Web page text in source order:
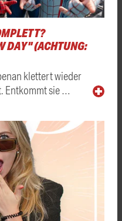
DAY" (ACHTUNG:
klettert wieder
Entkommt sie …